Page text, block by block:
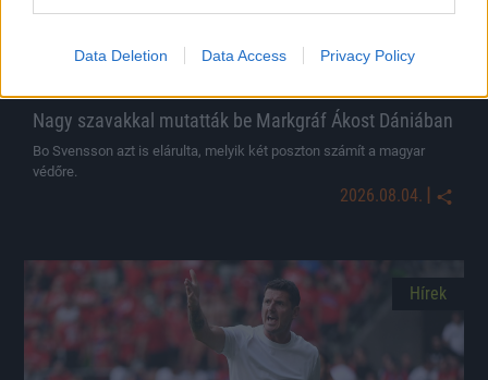
Data Deletion Data Access Privacy Policy
Nagy szavakkal mutatták be Markgráf Ákost Dániában
Bo Svensson azt is elárulta, melyik két poszton számít a magyar
védőre.
2026.08.04. |
Hírek